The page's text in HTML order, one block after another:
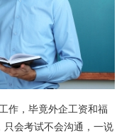
作，毕竟外企工资和福
会考试不会沟通，一说